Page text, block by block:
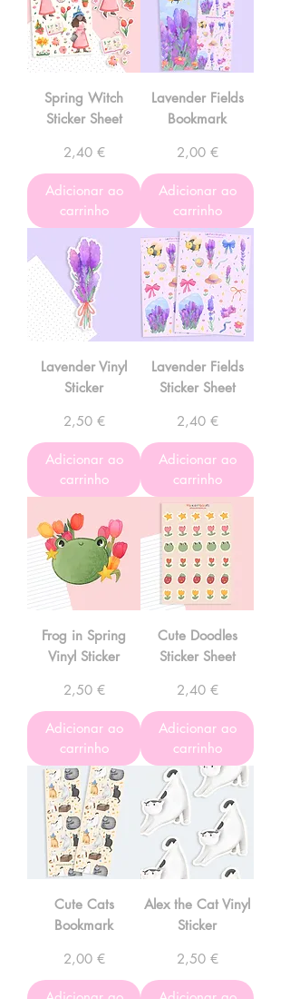
Spring Witch
Sticker Sheet
Preço
2,40 €
Adicionar ao
carrinho
Lavender Fields
Bookmark
Preço
2,00 €
Adicionar ao
carrinho
Lavender Vinyl
Sticker
Preço
2,50 €
Adicionar ao
carrinho
Lavender Fields
Sticker Sheet
Preço
2,40 €
Adicionar ao
carrinho
Frog in Spring
Vinyl Sticker
Preço
2,50 €
Adicionar ao
carrinho
Cute Doodles
Sticker Sheet
Preço
2,40 €
Adicionar ao
carrinho
Cute Cats
Bookmark
Preço
2,00 €
Alex the Cat Vinyl
Sticker
Preço
2,50 €